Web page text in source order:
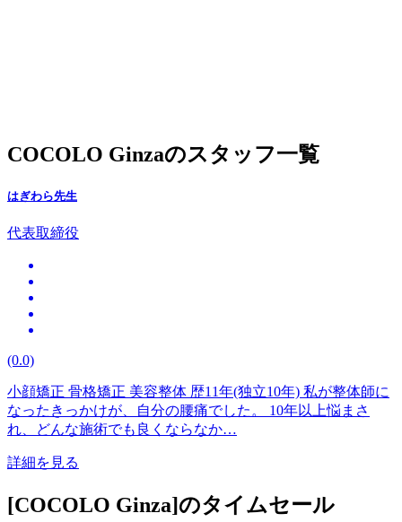
COCOLO Ginzaのスタッフ一覧
はぎわら先生
代表取締役
(0.0)
小顔矯正 骨格矯正 美容整体 歴11年(独立10年) 私が整体師に
なったきっかけが、自分の腰痛でした。 10年以上悩まさ
れ、どんな施術でも良くならなか…
詳細を見る
[COCOLO Ginza]のタイムセール